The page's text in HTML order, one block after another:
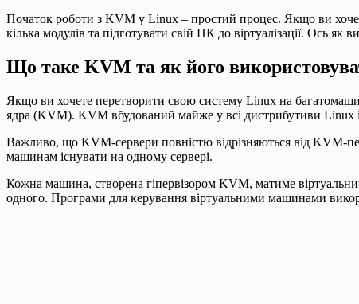
Початок роботи з KVM у Linux – простий процес. Якщо ви
кілька модулів та підготувати свій ПК до віртуалізації. Ось
Що таке KVM та як його
Якщо ви хочете перетворити свою систему Linux на
ядра (KVM). KVM вбудований майже у всі дистрибутиви Linux
Важливо, що KVM-сервери повністю відрізняються від KVM-
машинам існувати на одному сервері.
Кожна машина, створена гіпервізором KVM, матиме
одного. Програми для керування віртуальними машинами